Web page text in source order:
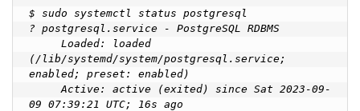
$ sudo systemctl status postgresql
? postgresql.service - PostgreSQL RDBMS
(/lib/systemd/system/postgresql.service;
enabled; preset: enabled)
     Active: active (exited) since Sat 2023-09-
09 07:39:21 UTC; 16s ago